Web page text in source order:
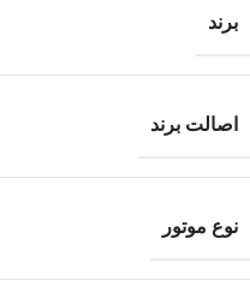
برند
اصالت برند
نوع موتور